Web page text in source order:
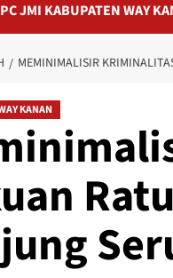
JMI KABUPATEN WAY
MEMINIMALISIR
KANAN